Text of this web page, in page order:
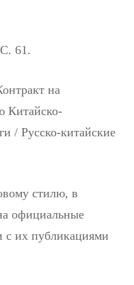
61.
на
Китайско-
/ Русско-китайские
стилю, в
официальные
с их публикациями